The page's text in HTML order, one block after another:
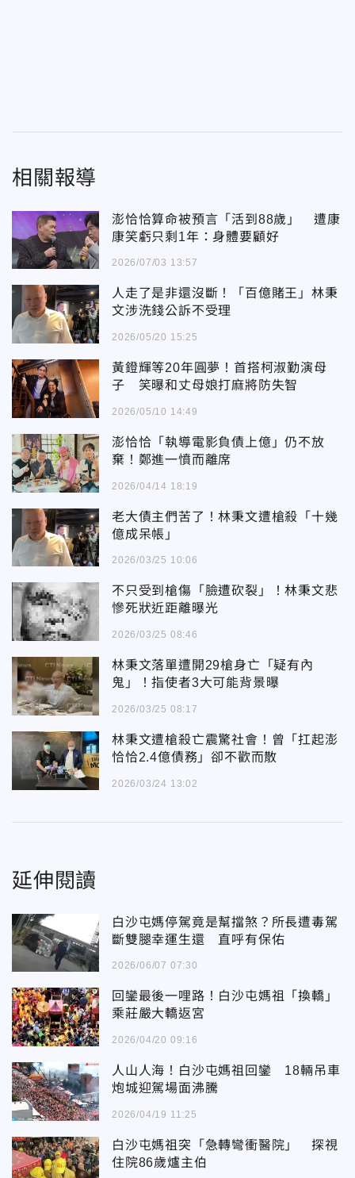
相關報導
澎恰恰算命被預言「活到88歲」 遭康
康笑虧只剩1年：身體要顧好
2026/07/03 13:57
人走了是非還沒斷！「百億賭王」林秉
文涉洗錢公訴不受理
2026/05/20 15:25
黃鐙輝等20年圓夢！首搭柯淑勤演母
子 笑曝和丈母娘打麻將防失智
2026/05/10 14:49
澎恰恰「執導電影負債上億」仍不放
棄！鄭進一憤而離席
2026/04/14 18:19
老大債主們苦了！林秉文遭槍殺「十幾
億成呆帳」
2026/03/25 10:06
不只受到槍傷「臉遭砍裂」！林秉文悲
慘死狀近距離曝光
2026/03/25 08:46
林秉文落單遭開29槍身亡「疑有內
鬼」！指使者3大可能背景曝
2026/03/25 08:17
林秉文遭槍殺亡震驚社會！曾「扛起澎
恰恰2.4億債務」卻不歡而散
2026/03/24 13:02
延伸閱讀
白沙屯媽停駕竟是幫擋煞？所長遭毒駕
斷雙腿幸運生還 直呼有保佑
2026/06/07 07:30
回鑾最後一哩路！白沙屯媽祖「換轎」
乘莊嚴大轎返宮
2026/04/20 09:16
人山人海！白沙屯媽祖回鑾 18輛吊車
炮城迎駕場面沸騰
2026/04/19 11:25
白沙屯媽祖突「急轉彎衝醫院」 探視
住院86歲爐主伯